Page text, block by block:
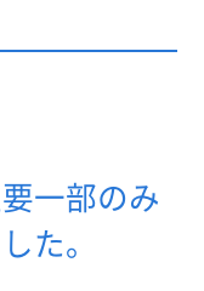
一部のみ
た。